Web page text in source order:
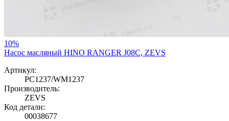
10%
Насос масляный HINO RANGER J08C, ZEVS
Артикул:
PC1237/WM1237
Производитель:
ZEVS
Код детали:
00038677